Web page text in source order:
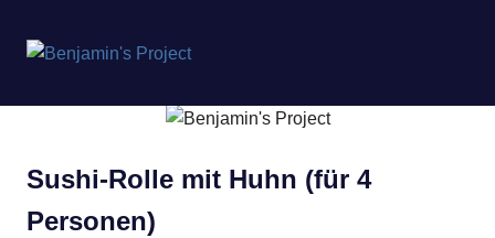
springen
Project
Sushi-Rolle mit Huhn (für 4
Personen)